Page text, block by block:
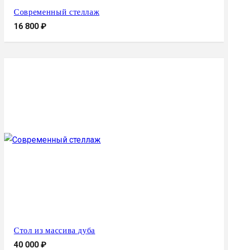
Современный стеллаж
16 800₽
Стол из массива дуба
40 000₽